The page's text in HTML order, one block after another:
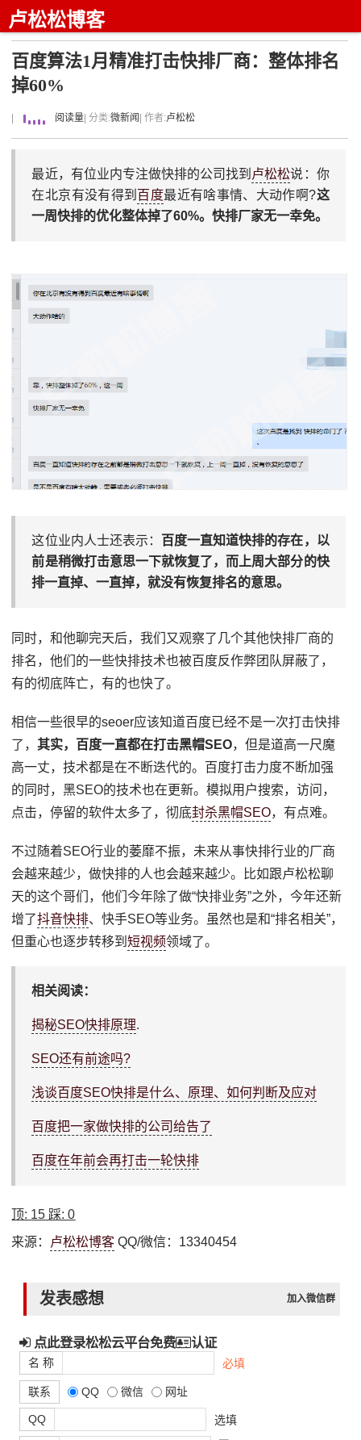
卢松松博客
百度算法1月精准打击快排厂商：整体排名
掉60%
阅读量 | 分类:微新闻 | 作者:卢松松
最近，有位业内专注做快排的公司找到 卢松松说：你
在北京有没有得到 百度最近有啥事情、大动作啊?这
一周快排的优化整体掉了60%。快排厂家无一幸免。
这位业内人士还表示： 百度一直知道快排的存在，以
前是稍微打击意思一下就恢复了，而上周大部分的快
排一直掉、一直掉，就没有恢复排名的意思。
同时，和他聊完天后，我们又观察了几个其他快排厂商的
排名，他们的一些快排技术也被百度反作弊团队屏蔽了，
有的彻底阵亡，有的也快了。
相信一些很早的seoer应该知道百度已经不是一次打击快排
了，其实，百度一直都在打击黑帽SEO，但是道高一尺魔
高一丈，技术都是在不断迭代的。百度打击力度不断加强
的同时，黑SEO的技术也在更新。模拟用户搜索，访问，
点击，停留的软件太多了，彻底封杀黑帽SEO，有点难。
不过随着SEO行业的萎靡不振，未来从事快排行业的厂商
会越来越少，做快排的人也会越来越少。比如跟卢松松聊
天的这个哥们，他们今年除了做“快排业务”之外，今年还新
增了抖音快排、快手SEO等业务。虽然也是和“排名相关”，
但重心也逐步转移到短视频领域了。
相关阅读：
揭秘SEO快排原理.
SEO还有前途吗?
浅谈百度SEO快排是什么、原理、如何判断及应对
百度把一家做快排的公司给告了
百度在年前会再打击一轮快排
顶: 15 踩:0
来源： 卢松松博客 QQ/微信：13340454
发表感想 加入微信群
点此登录松松云平台免费 认证
名 称 必填
联系 QQ 微信 网址
QQ 选填